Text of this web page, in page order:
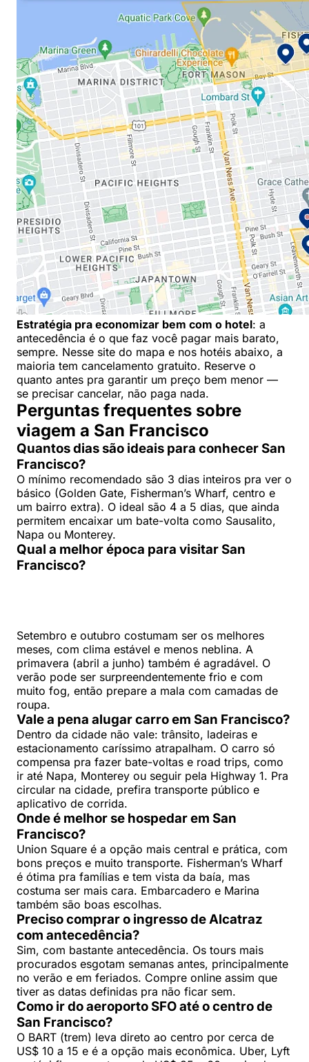
Estratégia pra economizar bem com o hotel: a
antecedência é o que faz você pagar mais barato,
sempre. Nesse site do mapa e nos hotéis abaixo, a
maioria tem cancelamento gratuito. Reserve o
quanto antes pra garantir um preço bem menor —
se precisar cancelar, não paga nada.
Perguntas frequentes sobre
viagem a San Francisco
Quantos dias são ideais para conhecer San
Francisco?
O mínimo recomendado são 3 dias inteiros pra ver o
básico (Golden Gate, Fisherman’s Wharf, centro e
um bairro extra). O ideal são 4 a 5 dias, que ainda
permitem encaixar um bate-volta como Sausalito,
Napa ou Monterey.
Qual a melhor época para visitar San
Francisco?
Setembro e outubro costumam ser os melhores
meses, com clima estável e menos neblina. A
primavera (abril a junho) também é agradável. O
verão pode ser surpreendentemente frio e com
muito fog, então prepare a mala com camadas de
roupa.
Vale a pena alugar carro em San Francisco?
Dentro da cidade não vale: trânsito, ladeiras e
estacionamento caríssimo atrapalham. O carro só
compensa pra fazer bate-voltas e road trips, como
ir até Napa, Monterey ou seguir pela Highway 1. Pra
circular na cidade, prefira transporte público e
aplicativo de corrida.
Onde é melhor se hospedar em San
Francisco?
Union Square é a opção mais central e prática, com
bons preços e muito transporte. Fisherman’s Wharf
é ótima pra famílias e tem vista da baía, mas
costuma ser mais cara. Embarcadero e Marina
também são boas escolhas.
Preciso comprar o ingresso de Alcatraz
com antecedência?
Sim, com bastante antecedência. Os tours mais
procurados esgotam semanas antes, principalmente
no verão e em feriados. Compre online assim que
tiver as datas definidas pra não ficar sem.
Como ir do aeroporto SFO até o centro de
San Francisco?
O BART (trem) leva direto ao centro por cerca de
US$ 10 a 15 e é a opção mais econômica. Uber, Lyft